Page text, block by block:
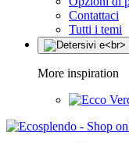
Contattaci
Tutti i temi
More inspiration